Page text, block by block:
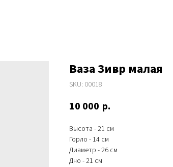
Ваза Зивр малая
SKU: 00018
10 000 р.
Высота - 21 см
Горло - 14 см
Диаметр - 26 см
Дно - 21 см